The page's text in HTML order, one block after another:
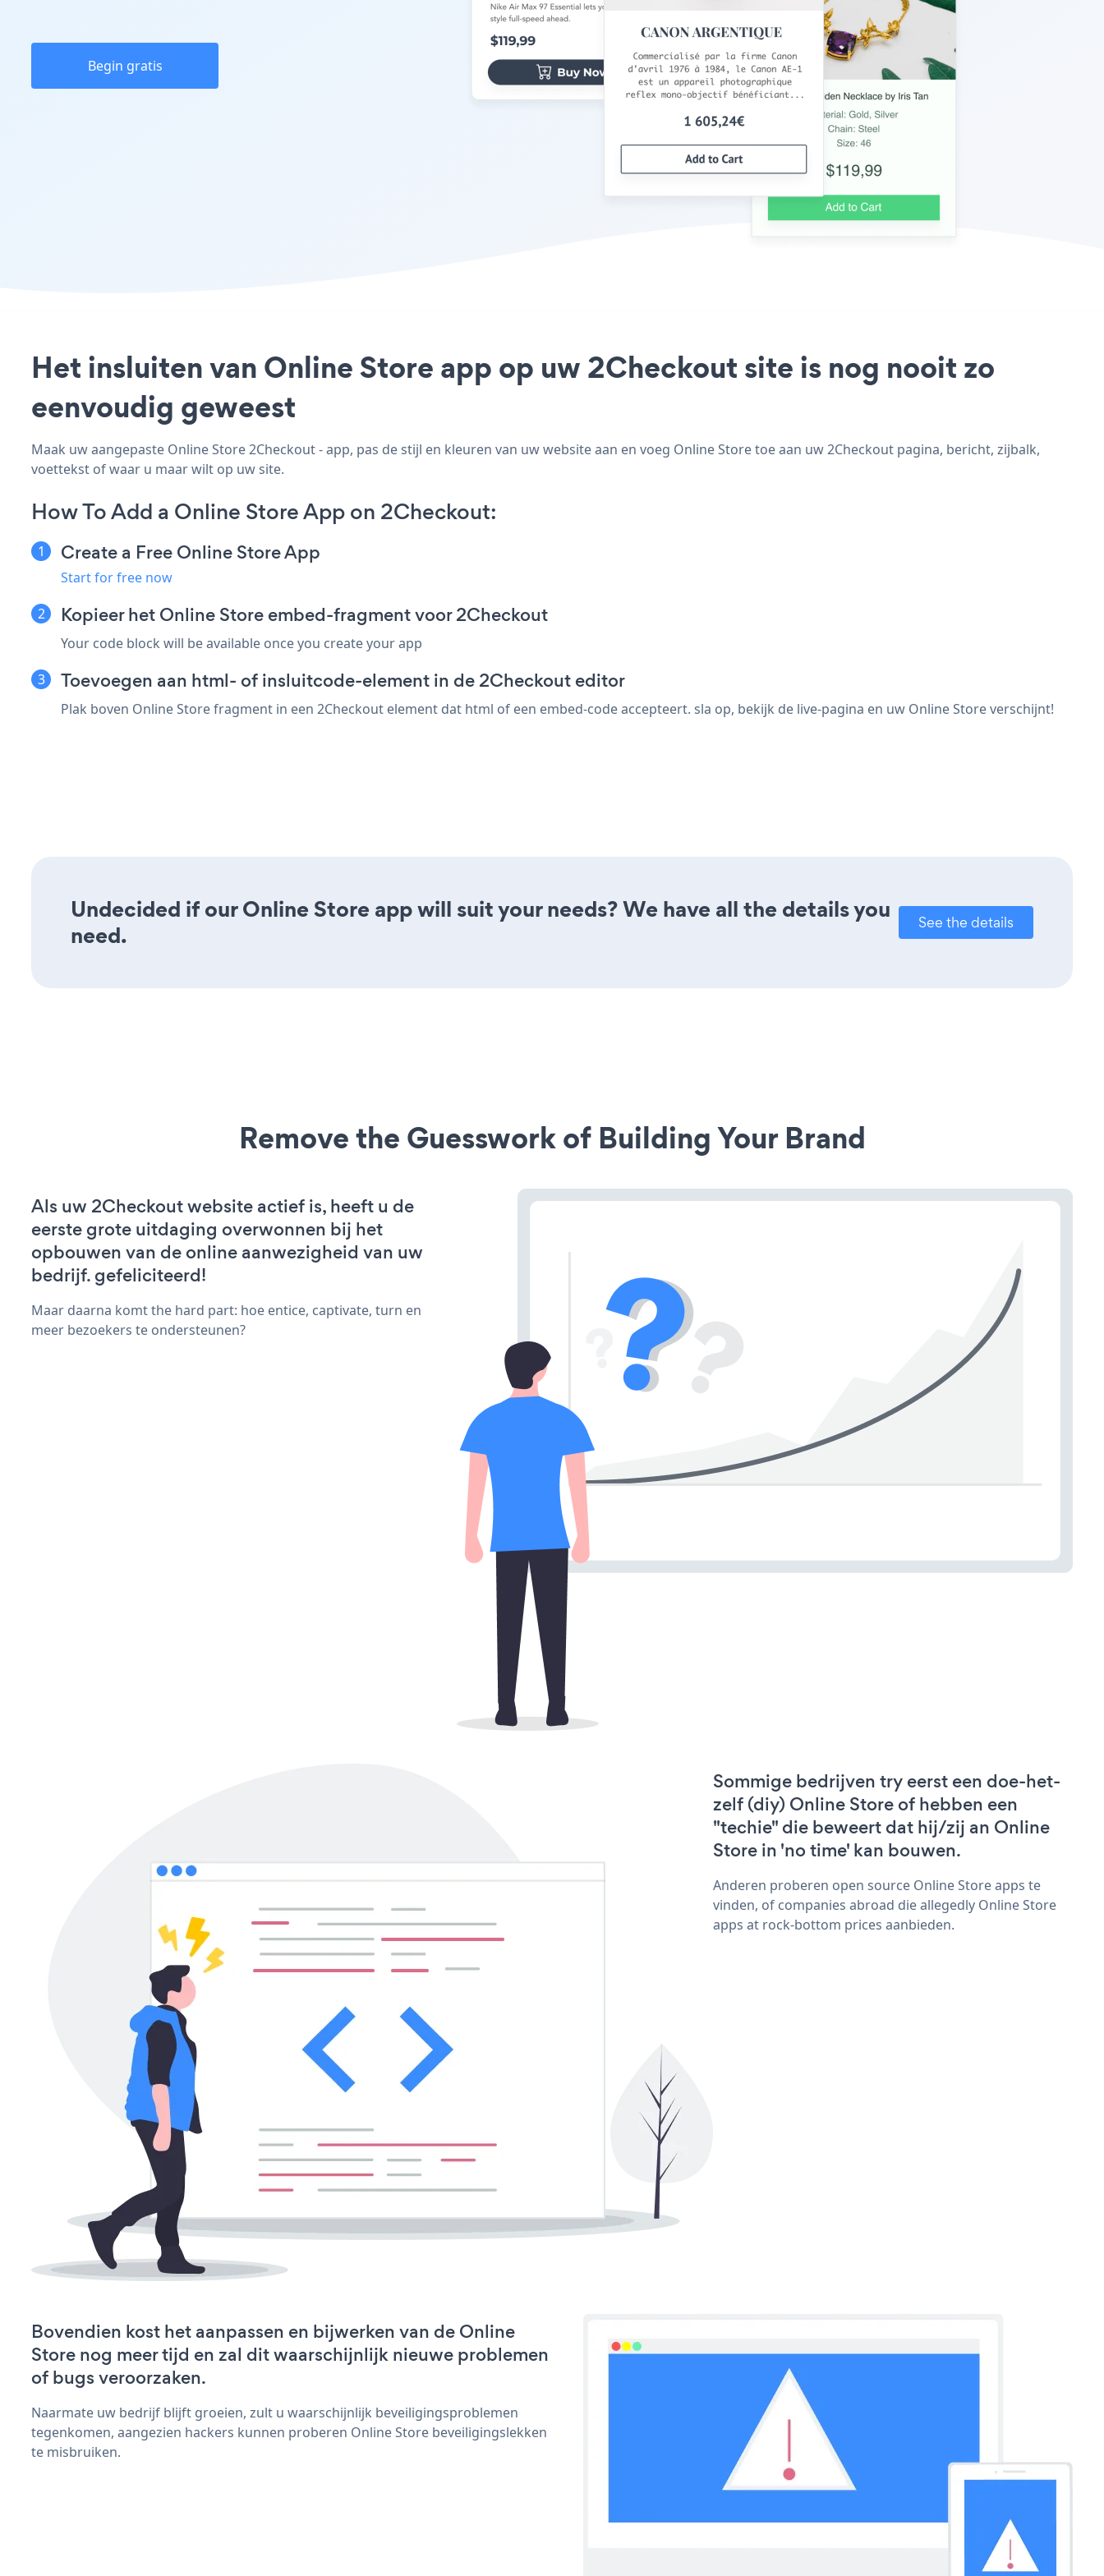
Begin gratis
Het insluiten van Online Store app op uw 2Checkout site is nog nooit zo
eenvoudig geweest
Maak uw aangepaste Online Store 2Checkout - app, pas de stijl en kleuren van uw website aan en voeg Online Store toe aan uw 2Checkout pagina, bericht, zijbalk,
voettekst of waar u maar wilt op uw site.
How To Add a Online Store App on 2Checkout:
Create a Free Online Store App
Start for free now
Kopieer het Online Store embed-fragment voor 2Checkout
Your code block will be available once you create your app
Toevoegen aan html- of insluitcode-element in de 2Checkout editor
Plak boven Online Store fragment in een 2Checkout element dat html of een embed-code accepteert. sla op, bekijk de live-pagina en uw Online Store verschijnt!
Undecided if our Online Store app will suit your needs? We have all the details you
need.
See the details
Remove the Guesswork of Building Your Brand
Als uw 2Checkout website actief is, heeft u de
eerste grote uitdaging overwonnen bij het
opbouwen van de online aanwezigheid van uw
bedrijf. gefeliciteerd!
Maar daarna komt the hard part: hoe entice, captivate, turn en
meer bezoekers te ondersteunen?
Sommige bedrijven try eerst een doe-het-
zelf (diy) Online Store of hebben een
"techie" die beweert dat hij/zij an Online
Store in 'no time' kan bouwen.
Anderen proberen open source Online Store apps te
vinden, of companies abroad die allegedly Online Store
apps at rock-bottom prices aanbieden.
Bovendien kost het aanpassen en bijwerken van de Online
Store nog meer tijd en zal dit waarschijnlijk nieuwe problemen
of bugs veroorzaken.
Naarmate uw bedrijf blijft groeien, zult u waarschijnlijk beveiligingsproblemen
tegenkomen, aangezien hackers kunnen proberen Online Store beveiligingslekken
te misbruiken.